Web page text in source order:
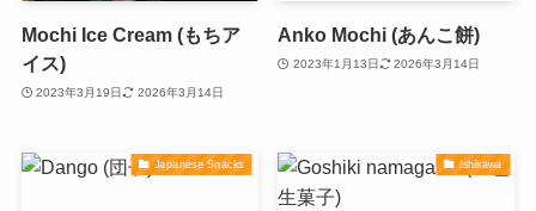
Mochi Ice Cream (もちア
イス)
2023年3月19日 2026年3月14日
Anko Mochi (あんこ餅)
2023年1月13日 2026年3月14日
Japanese Snacks Ishikawa